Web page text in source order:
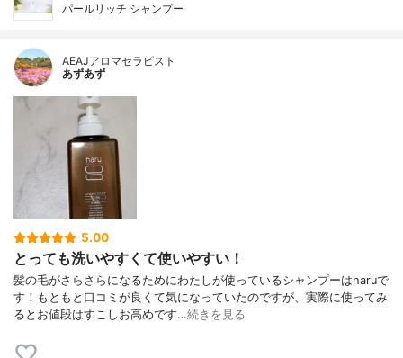
パールリッチ シャンプー
AEAJアロマセラピスト
あずあず
5.00
とっても洗いやすくて使いやすい！
髪の毛がさらさらになるためにわたしが使っているシャンプーはharuで
す！もともと口コミが良くて気になっていたのですが、実際に使ってみ
るとお値段はすこしお高めです…続きを見る